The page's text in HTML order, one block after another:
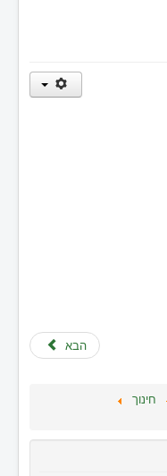
הבא
חינוך